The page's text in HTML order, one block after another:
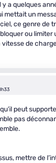
y a quelques
mettait un
ce genre de
ou limiter
vitesse de
peut
pas
mettre de